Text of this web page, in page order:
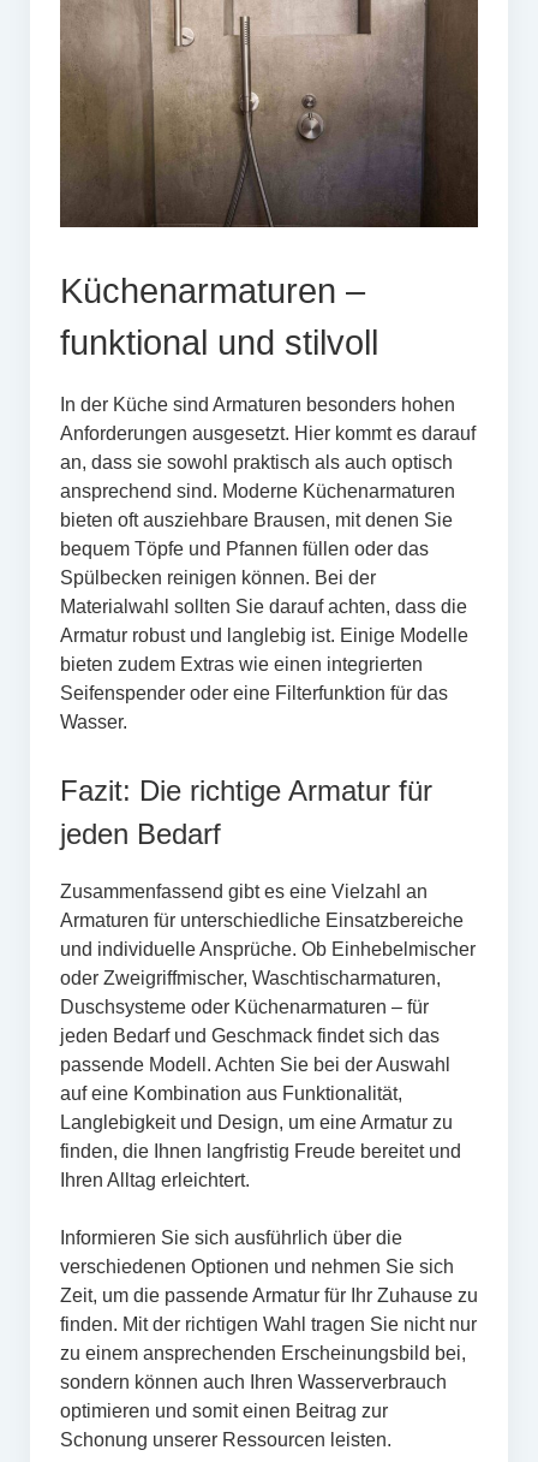
Küchenarmaturen –
funktional und stilvoll
In der Küche sind Armaturen besonders hohen
Anforderungen ausgesetzt. Hier kommt es darauf
an, dass sie sowohl praktisch als auch optisch
ansprechend sind. Moderne Küchenarmaturen
bieten oft ausziehbare Brausen, mit denen Sie
bequem Töpfe und Pfannen füllen oder das
Spülbecken reinigen können. Bei der
Materialwahl sollten Sie darauf achten, dass die
Armatur robust und langlebig ist. Einige Modelle
bieten zudem Extras wie einen integrierten
Seifenspender oder eine Filterfunktion für das
Wasser.
Fazit: Die richtige Armatur für
jeden Bedarf
Zusammenfassend gibt es eine Vielzahl an
Armaturen für unterschiedliche Einsatzbereiche
und individuelle Ansprüche. Ob Einhebelmischer
oder Zweigriffmischer, Waschtischarmaturen,
Duschsysteme oder Küchenarmaturen – für
jeden Bedarf und Geschmack findet sich das
passende Modell. Achten Sie bei der Auswahl
auf eine Kombination aus Funktionalität,
Langlebigkeit und Design, um eine Armatur zu
finden, die Ihnen langfristig Freude bereitet und
Ihren Alltag erleichtert.
Informieren Sie sich ausführlich über die
verschiedenen Optionen und nehmen Sie sich
Zeit, um die passende Armatur für Ihr Zuhause zu
finden. Mit der richtigen Wahl tragen Sie nicht nur
zu einem ansprechenden Erscheinungsbild bei,
sondern können auch Ihren Wasserverbrauch
optimieren und somit einen Beitrag zur
Schonung unserer Ressourcen leisten.